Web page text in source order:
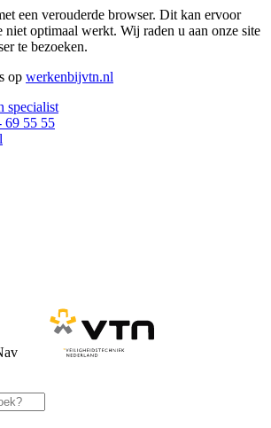
een verouderde browser. Dit kan ervoor
niet optimaal werkt. Wij raden u aan onze site
te bezoeken.
op werkenbijvtn.nl
specialist
69 55 55